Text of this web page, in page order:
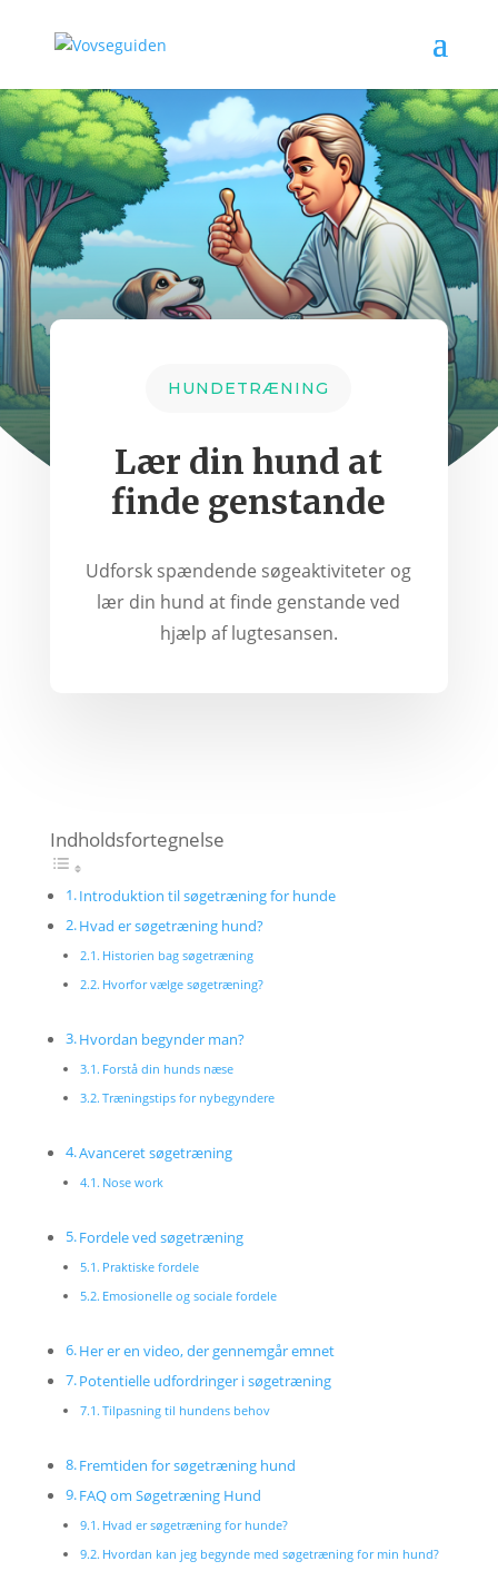
HUNDETRÆNING
Lær din hund at
finde genstande
Udforsk spændende søgeaktiviteter og
lær din hund at finde genstande ved
hjælp af lugtesansen.
Indholdsfortegnelse
Introduktion til søgetræning for hunde
Hvad er søgetræning hund?
Historien bag søgetræning
Hvorfor vælge søgetræning?
Hvordan begynder man?
Forstå din hunds næse
Træningstips for nybegyndere
Avanceret søgetræning
Nose work
Fordele ved søgetræning
Praktiske fordele
Emosionelle og sociale fordele
Her er en video, der gennemgår emnet
Potentielle udfordringer i søgetræning
Tilpasning til hundens behov
Fremtiden for søgetræning hund
FAQ om Søgetræning Hund
Hvad er søgetræning for hunde?
Hvordan kan jeg begynde med søgetræning for min hund?